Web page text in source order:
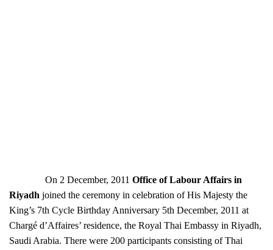
On 2 December, 2011 Office of Labour Affairs in
Riyadh joined the ceremony in celebration of His Majesty the
King’s 7th Cycle Birthday Anniversary 5th December, 2011 at
Chargé d’Affaires’ residence, the Royal Thai Embassy in Riyadh,
Saudi Arabia. There were 200 participants consisting of Thai